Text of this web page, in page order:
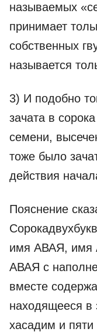
называемых
принимает
собственных
называется
3) И подобно
зачата в
семени,
тоже было
действия
Пояснение
имя АВАЯ, имя
АВАЯ с
вместе
находящееся в
хасадим и пяти